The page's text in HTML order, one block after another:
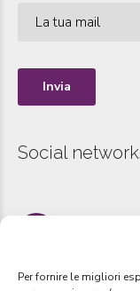
Per fornire le migliori
Social